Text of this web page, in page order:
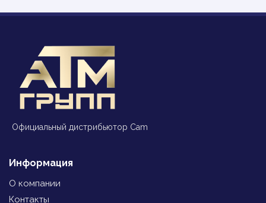
Официальный дистрибьютор Cam
Информация
О компании
Контакты